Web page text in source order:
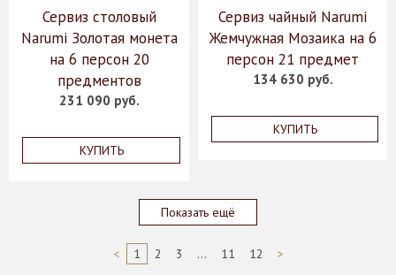
Сервиз столовый
Narumi Золотая монета
на 6 персон 20
предментов
231 090 руб.
КУПИТЬ
Сервиз чайный Narumi
Жемчужная Мозаика на 6
персон 21 предмет
134 630 руб.
КУПИТЬ
Показать ещё
< 1 2 3 ... 11 12 >